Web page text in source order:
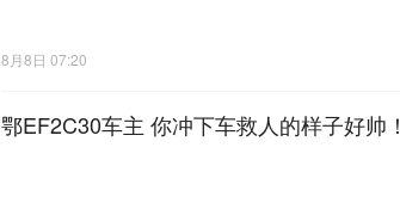
8月8日 07:20
鄂EF2C30车主 你冲下车救人的样子好帅！